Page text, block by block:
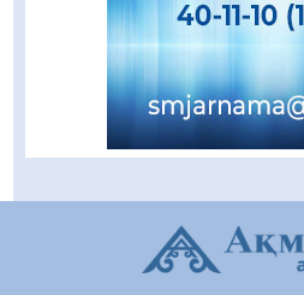
08.08.2026
Кенеге қарсы
жүргізілуде
07.08.2026
Сыбайлас жемқорлық